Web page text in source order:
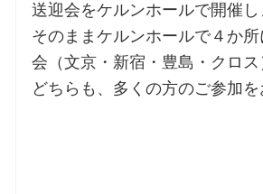
送迎会をケルンホールで開催し
そのままケルンホールで４か
会（文京・新宿・豊島・クロス
どちらも、多くの方のご参加を